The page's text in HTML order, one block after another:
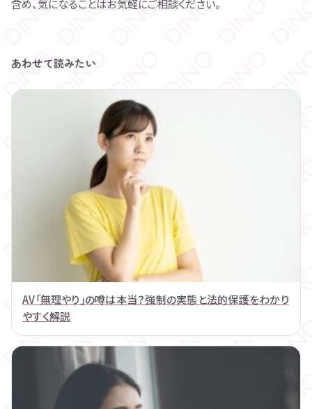
含め、気になることはお気軽にご相談ください。
あわせて読みたい
AV「無理やり」の噂は本当？強制の実態と法的保護をわかり
やすく解説